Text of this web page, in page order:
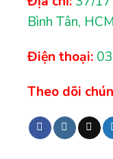
Bình Tân, HCM
Điện thoại:
Theo dõi